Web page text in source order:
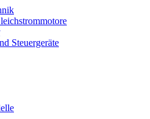
Steuergeräte